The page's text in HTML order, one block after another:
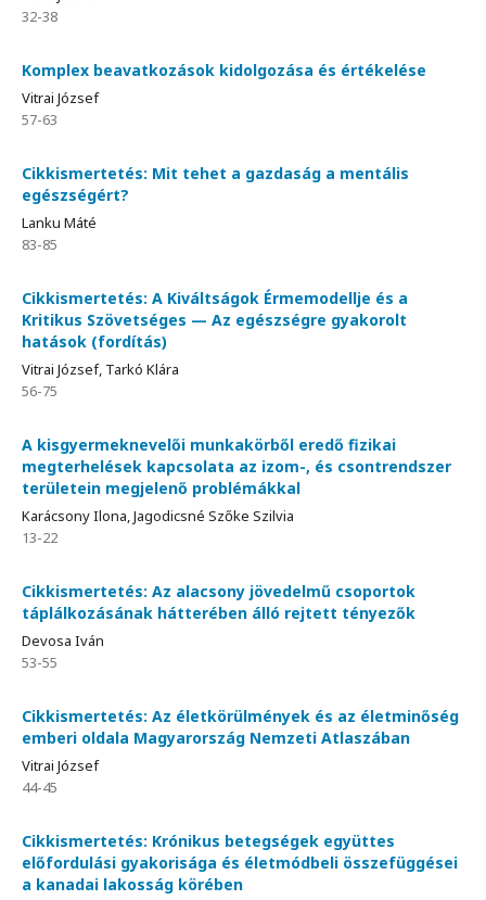
32-38
Komplex beavatkozások kidolgozása és értékelése
Vitrai József
57-63
Cikkismertetés: Mit tehet a gazdaság a mentális
egészségért?
Lanku Máté
83-85
Cikkismertetés: A Kiváltságok Érmemodellje és a
Kritikus Szövetséges — Az egészségre gyakorolt
hatások (fordítás)
Vitrai József, Tarkó Klára
56-75
A kisgyermeknevelői munkakörből eredő fizikai
megterhelések kapcsolata az izom-, és csontrendszer
területein megjelenő problémákkal
Karácsony Ilona, Jagodicsné Szőke Szilvia
13-22
Cikkismertetés: Az alacsony jövedelmű csoportok
táplálkozásának hátterében álló rejtett tényezők
Devosa Iván
53-55
Cikkismertetés: Az életkörülmények és az életminőség
emberi oldala Magyarország Nemzeti Atlaszában
Vitrai József
44-45
Cikkismertetés: Krónikus betegségek együttes
előfordulási gyakorisága és életmódbeli összefüggései
a kanadai lakosság körében